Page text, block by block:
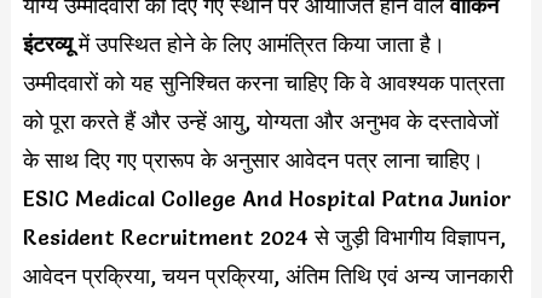
इंटरव्यूमें उपस्थित होने के लिए आमंत्रित किया जाता है।
उम्मीदवारों को यह सुनिश्चित करना चाहिए कि वे आवश्यक पात्रता
को पूरा करते हैं और उन्हें आयु, योग्यता और अनुभव के दस्तावेजों
के साथ दिए गए प्रारूप के अनुसार आवेदन पत्र लाना चाहिए।
ESIC Medical College And Hospital Patna Junior
Resident Recruitment 2024 से जुड़ी विभागीय विज्ञापन,
आवेदन प्रक्रिया, चयन प्रक्रिया, अंतिम तिथि एवं अन्य जानकारी